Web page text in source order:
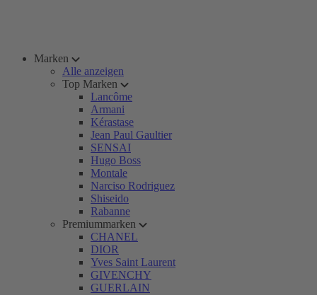
Marken
Alle anzeigen
Top Marken
Lancôme
Armani
Kérastase
Jean Paul Gaultier
SENSAI
Hugo Boss
Montale
Narciso Rodriguez
Shiseido
Rabanne
Premiummarken
CHANEL
DIOR
Yves Saint Laurent
GIVENCHY
GUERLAIN